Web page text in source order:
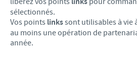
sélectionnés.
Vos points linkssont utilisables à vie
au moins une opération de
année.